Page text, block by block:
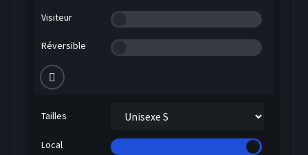
Visiteur
Réversible
Tailles
Local